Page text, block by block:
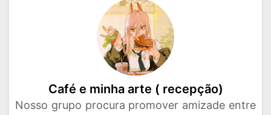
Café e minha arte ( recepção)
Nosso grupo procura promover amizade entre